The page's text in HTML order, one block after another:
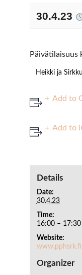
30.4.23
Päivätilaisuus
Heikki ja
Add to
Add to
Details
Date:
30.4.23
Time:
16:00 – 17:30
Website:
www.pphsrk.fi
Organizer